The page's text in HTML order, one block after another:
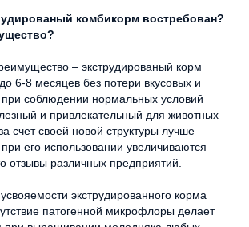
комбикорм востребован?
– экструдированый корм
6-8 месяцев без потери вкусовых и
при соблюдении нормальных условий
и привлекательный для животных
счет своей новой структуры лучше
его использовании увеличиваются
отзывы различных предприятий.
экструдированного корма
патогенной микрофлоры делает